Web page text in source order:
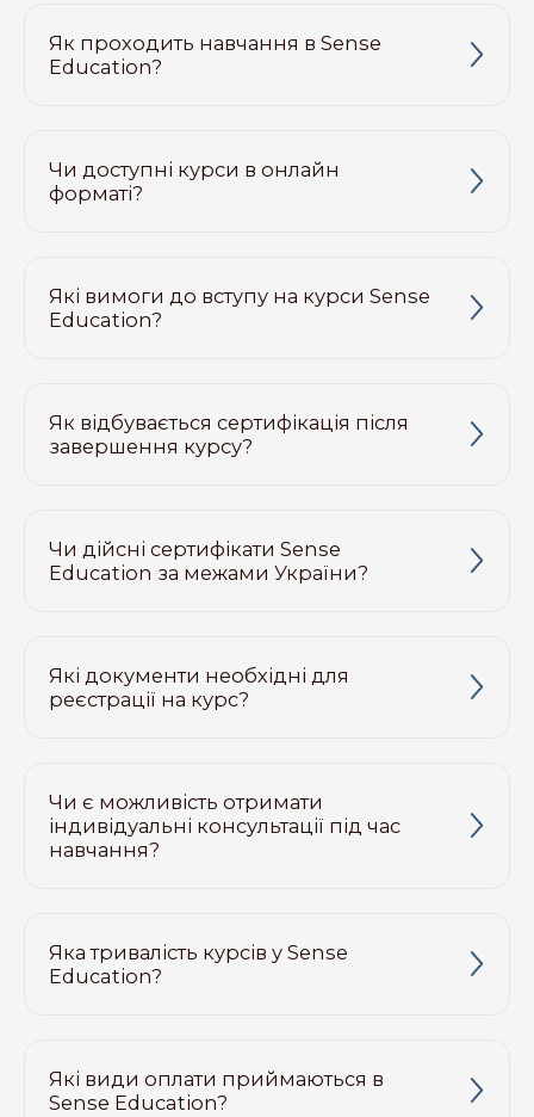
Як проходить навчання в Sense
Education?
Чи доступні курси в онлайн
форматі?
Які вимоги до вступу на курси Sense
Education?
Як відбувається сертифікація після
завершення курсу?
Чи дійсні сертифікати Sense
Education за межами України?
Які документи необхідні для
реєстрації на курс?
Чи є можливість отримати
індивідуальні консультації під час
навчання?
Яка тривалість курсів у Sense
Education?
Які види оплати приймаються в
Sense Education?